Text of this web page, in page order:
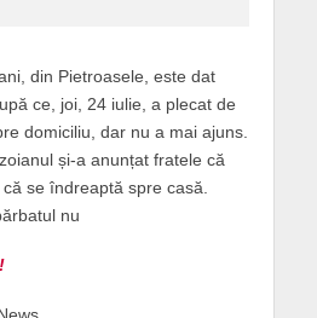
din Pietroasele, este dat
ce, joi, 24 iulie, a plecat de
domiciliu, dar nu a mai ajuns.
și-a anunțat fratele că
se îndreaptă spre casă.
nu